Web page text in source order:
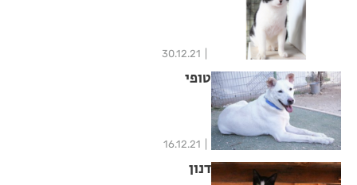
30.12.21
טופי
16.12.21
דנון